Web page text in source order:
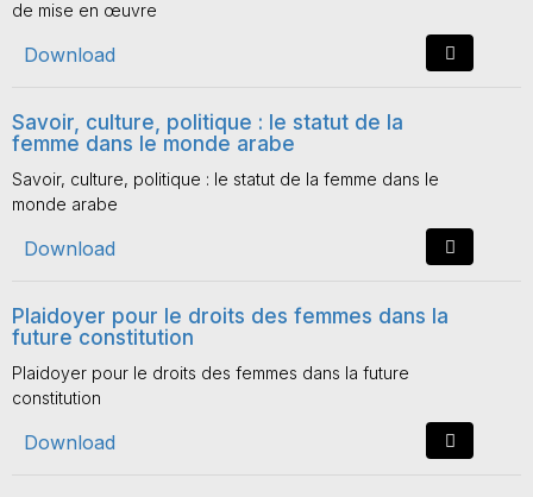
de mise en œuvre
Download
Savoir, culture, politique : le statut de la
femme dans le monde arabe
Savoir, culture, politique : le statut de la femme dans le
monde arabe
Download
Plaidoyer pour le droits des femmes dans la
future constitution
Plaidoyer pour le droits des femmes dans la future
constitution
Download